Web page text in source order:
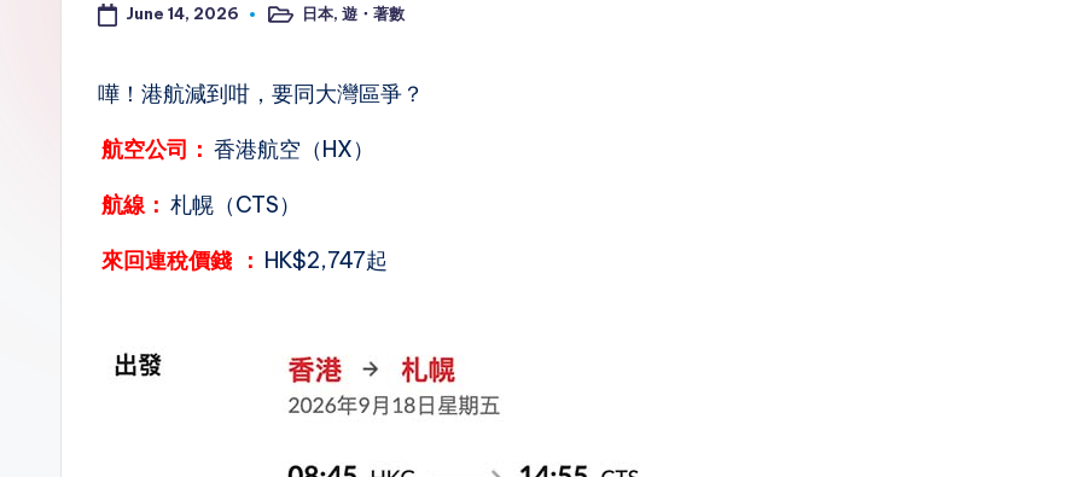
ai
n.
la
June 14, 2026
Posted
日本, 遊・著數
嘩！港航減到咁，要同大灣區爭？
航空公司： 香港航空（HX）
航線： 札幌（CTS）
來回連稅價錢
： HK$2,747起